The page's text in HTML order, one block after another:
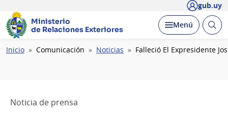
gub.uy
Ministerio
de Relaciones Exteriores
Desplegar
Menú Abrir
Ruta
Inicio Comunicación Noticias Falleció El Expresidente
Noticia de prensa